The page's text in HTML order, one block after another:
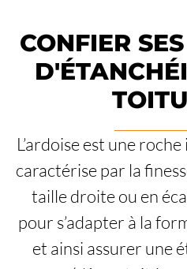
CONFIER
L’ardoise est une
caractérise par la
taille droite ou en
pour s’adapter à la
et ainsi assurer une